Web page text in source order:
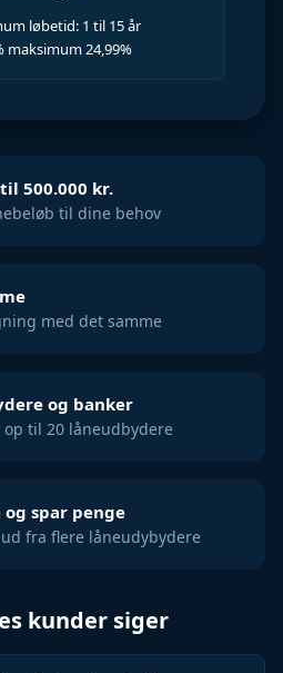
løbetid: 1 til 15 år
maksimum 24,99%
500.000 kr.
til dine behov
med det samme
og banker
til 20 låneudbydere
spar penge
fra flere låneudybydere
kunder siger